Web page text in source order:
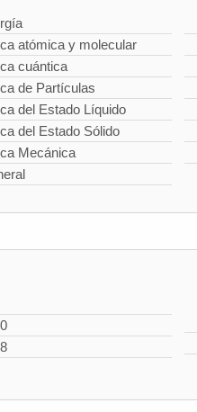
atómica y molecular
cuántica
de Partículas
del Estado Líquido
del Estado Sólido
Mecánica